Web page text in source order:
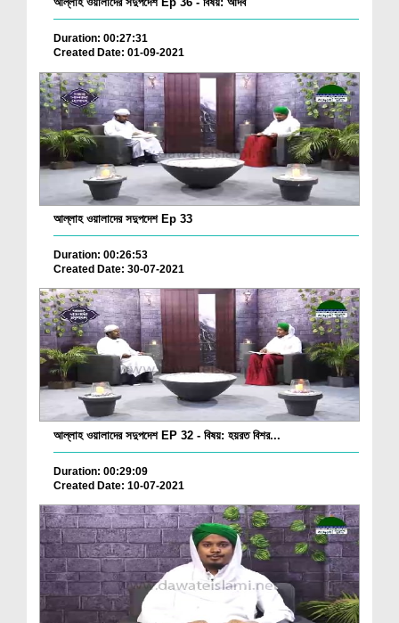
Duration: 00:27:31
Created Date: 01-09-2021
আল্লাহ ওয়ালাদের সদুপদেশ Ep 33
Duration: 00:26:53
Created Date: 30-07-2021
আল্লাহ ওয়ালাদের সদুপদেশ EP 32 - বিষয়: হয়রত বিশর...
Duration: 00:29:09
Created Date: 10-07-2021